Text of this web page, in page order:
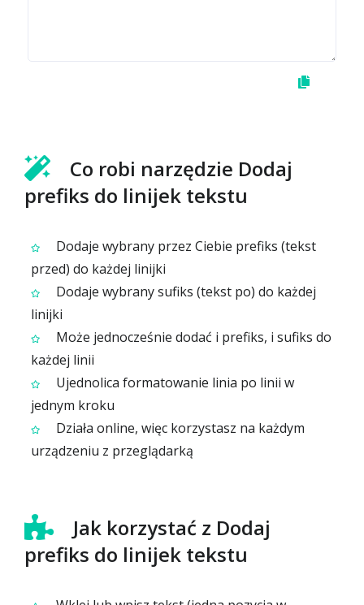
Co robi narzędzie Dodaj
prefiks do linijek tekstu
Dodaje wybrany przez Ciebie prefiks (tekst
przed) do każdej linijki
Dodaje wybrany sufiks (tekst po) do każdej
linijki
Może jednocześnie dodać i prefiks, i sufiks do
każdej linii
Ujednolica formatowanie linia po linii w
jednym kroku
Działa online, więc korzystasz na każdym
urządzeniu z przeglądarką
Jak korzystać z Dodaj
prefiks do linijek tekstu